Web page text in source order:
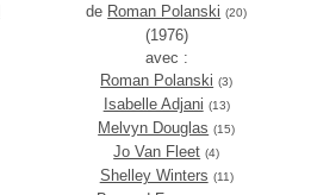
de Roman Polanski (20)
(1976)
avec :
Roman Polanski (3)
Isabelle Adjani (13)
Melvyn Douglas (15)
Jo Van Fleet (4)
Shelley Winters (11)